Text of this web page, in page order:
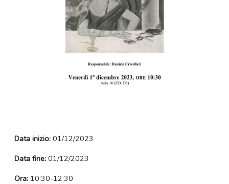
Data inizio: 01/12/2023
Data fine: 01/12/2023
Ora: 10:30-12:30